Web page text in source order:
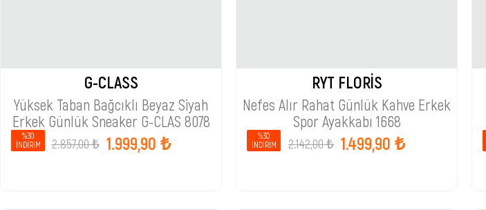
G-CLASS
Yüksek Taban Bağcıklı Beyaz Siyah
Erkek Günlük Sneaker G-CLAS 8078
1.999,90 ₺
2.857,00 ₺
%30
İNDIRIM
RYT FLORİS
Nefes Alır Rahat Günlük Kahve Erkek
Spor Ayakkabı 1668
1.499,90 ₺
2.142,00 ₺
%30
İNDIRIM